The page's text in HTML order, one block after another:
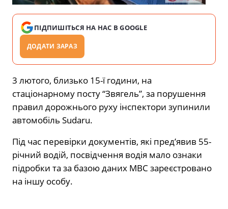
ПІДПИШІТЬСЯ НА НАС В GOOGLE
ДОДАТИ ЗАРАЗ
3 лютого, близько 15-ї години, на
стаціонарному посту “Звягель”, за порушення
правил дорожнього руху інспектори зупинили
автомобіль Sudaru.
Під час перевірки документів, які пред’явив 55-
річний водій, посвідчення водія мало ознаки
підробки та за базою даних МВС зареєстровано
на іншу особу.